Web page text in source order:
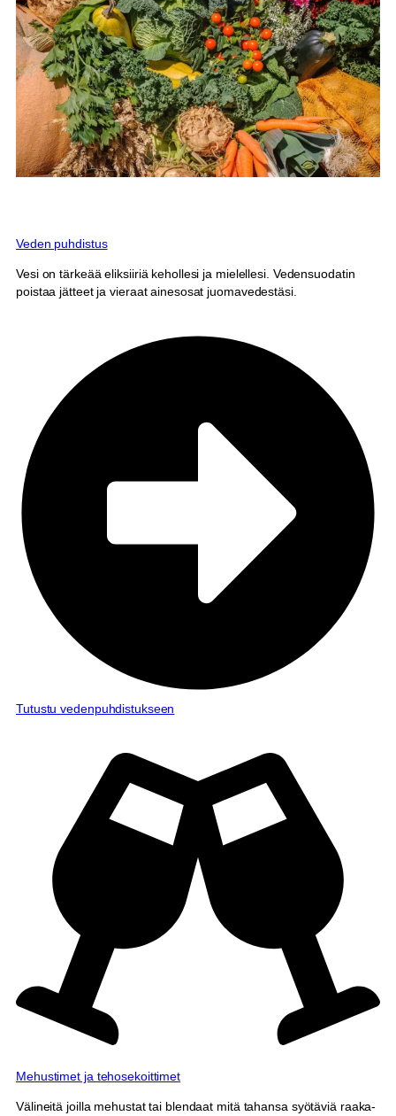
Veden puhdistus
Vesi on tärkeää eliksiiriä kehollesi ja mielellesi. Vedensuodatin
poistaa jätteet ja vieraat ainesosat juomavedestäsi.
Tutustu vedenpuhdistukseen
Mehustimet ja tehosekoittimet
Välineitä joilla mehustat tai blendaat mitä tahansa syötäviä raaka-